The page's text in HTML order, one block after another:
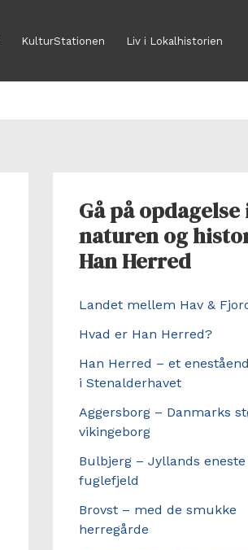
KulturStationen Liv i Lokalhistorien
Gå på opdagelse
naturen og
Han Herred
Landet mellem Hav &
Hvad er Han Herred?
Han Herred – et
i Stenalderhavet
Aggersborg – Danmarks
vikingeborg
Bulbjerg – Jyllands eneste
fuglefjeld
Brovst – med de smukke
herregårde